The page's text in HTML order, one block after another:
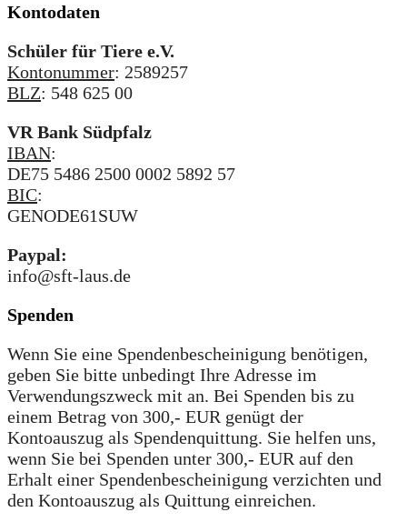
Kontodaten
Schüler für Tiere e.V.
Kontonummer: 2589257
BLZ: 548 625 00
VR Bank Südpfalz
IBAN:
DE75 5486 2500 0002 5892 57
BIC:
GENODE61SUW
Paypal:
info@sft-laus.de
Spenden
Wenn Sie eine Spendenbescheinigung benötigen,
geben Sie bitte unbedingt Ihre Adresse im
Verwendungszweck mit an. Bei Spenden bis zu
einem Betrag von 300,- EUR genügt der
Kontoauszug als Spendenquittung. Sie helfen uns,
wenn Sie bei Spenden unter 300,- EUR auf den
Erhalt einer Spendenbescheinigung verzichten und
den Kontoauszug als Quittung einreichen.